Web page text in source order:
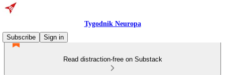
Tygodnik Neuropa
Subscribe
Sign in
Read distraction-free on Substack